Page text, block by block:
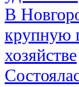
В
крупную
хозяйстве